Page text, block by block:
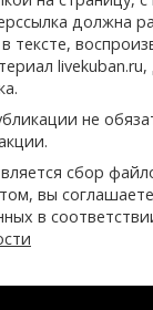
должна
тексте,
не
сбор
вы
в